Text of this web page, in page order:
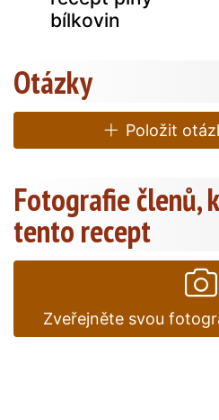
bílkovin
Otázky
Položit
Fotografie členů,
tento recept
Zveřejněte svou